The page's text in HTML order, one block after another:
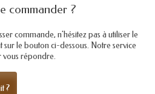
commander ?
commande, n'hésitez pas à utiliser le
le bouton ci-dessous. Notre service
vous répondre.
?